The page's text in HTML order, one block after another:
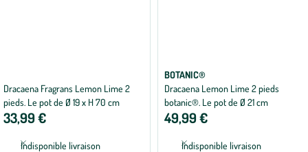
Dracaena Fragrans Lemon Lime 2
pieds. Le pot de Ø 19 x H 70 cm
33,99 €
Indisponible livraison
BOTANIC®
Dracaena Lemon Lime 2 pieds
botanic®. Le pot de Ø 21 cm
49,99 €
Indisponible livraison